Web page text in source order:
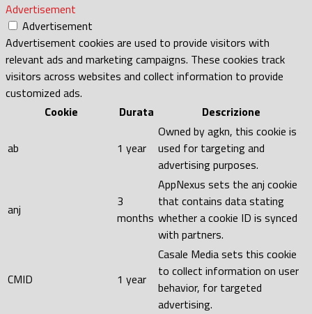
Advertisement
Advertisement
Advertisement cookies are used to provide visitors with
relevant ads and marketing campaigns. These cookies track
visitors across websites and collect information to provide
customized ads.
Cookie
Durata Descrizione
ab 1 year
Owned by agkn, this cookie is
used for targeting and
advertising purposes.
anj
3
months
AppNexus sets the anj cookie
that contains data stating
whether a cookie ID is synced
with partners.
CMID 1 year
Casale Media sets this cookie
to collect information on user
behavior, for targeted
advertising.